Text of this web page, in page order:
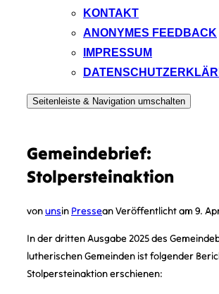
KONTAKT
ANONYMES FEEDBACK
IMPRESSUM
Seitenleiste & Navigation umschalten
Gemeindebrief:
Stolpersteinaktion
vonunsin PresseanVeröffentlicht am 9.
In der dritten Ausgabe 2025 des
lutherischen Gemeinden ist folgender
Stolpersteinaktion erschienen: